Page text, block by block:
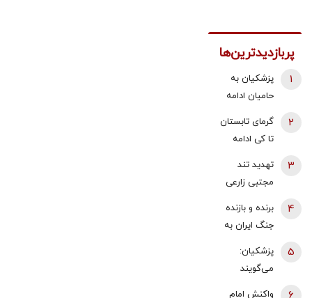
پربازدیدترین‌ها
پزشکیان به
حامیان ادامه
جنگ:
همین‌جوری
نگویید بزن/
تبعاتش را هم
باید دید
1
گرمای تابستان
تا کی ادامه
تا ۵۰ روز دیگر
گرما در پیش
داریم
2
تهدید تند
مجتبی زارعی
خرازی:حاضرم با
وضو شلاقت را
اجرا کنم
3
برنده و بازنده
جنگ ایران به
«تلگراف» |
صلحی متفاوت
با آنچه ترامپ
4
پزشکیان:
می‌گویند
5
واکنش امام